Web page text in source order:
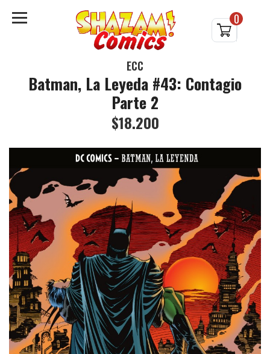
0
ECC
Batman, La Leyeda #43: Contagio
Parte 2
$18.200